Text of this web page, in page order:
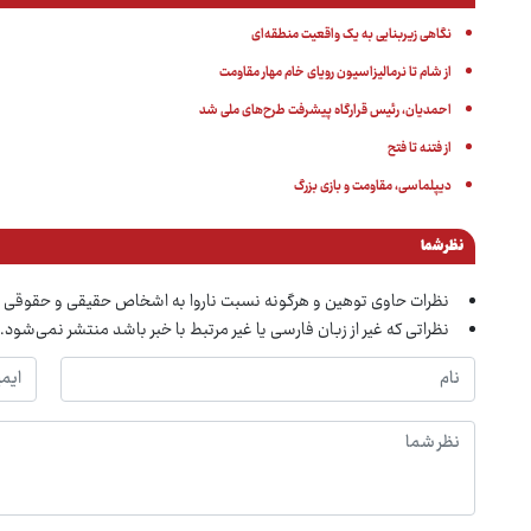
نگاهی زیربنایی به یک واقعیت منطقه‌ای
از شام تا نرمالیزاسیون رویای خام مهار مقاومت
احمدیان، رئیس قرارگاه پیشرفت طرح‌های ملی شد
از فتنه تا فتح
دیپلماسی، مقاومت و بازی بزرگ
نظر شما
نظرات حاوی توهین و هرگونه نسبت ناروا به اشخاص حقیقی و
نظراتی که غیر از زبان فارسی یا غیر مرتبط با خبر باشد منتشر نمی‌شود.